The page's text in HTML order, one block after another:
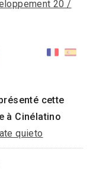
20 /
cette
à Cinélatino
quieto